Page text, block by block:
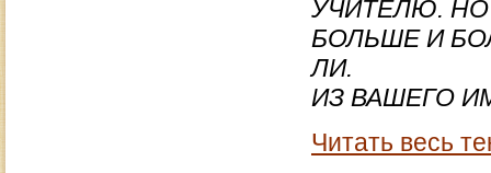
УЧИТЕЛЮ. НО
БОЛЬШЕ И
ЛИ.
ИЗ ВАШЕГО
Читать весь